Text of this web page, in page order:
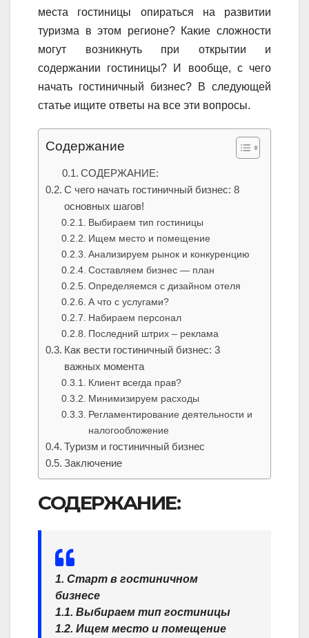
места гостиницы опираться на развитии
туризма в этом регионе? Какие сложности
могут возникнуть при открытии и
содержании гостиницы? И вообще, с чего
начать гостиничный бизнес? В следующей
статье ищите ответы на все эти вопросы.
Содержание
СОДЕРЖАНИЕ:
С чего начать гостиничный бизнес: 8
основных шагов!
Выбираем тип гостиницы
Ищем место и помещение
Анализируем рынок и конкуренцию
Составляем бизнес — план
Определяемся с дизайном отеля
А что с услугами?
Набираем персонал
Последний штрих – реклама
Как вести гостиничный бизнес: 3
важных момента
Клиент всегда прав?
Минимизируем расходы
Регламентирование деятельности и
налогообложение
Туризм и гостиничный бизнес
Заключение
СОДЕРЖАНИЕ:
1. Старт в гостиничном
бизнесе
1.1. Выбираем тип гостиницы
1.2. Ищем место и помещение